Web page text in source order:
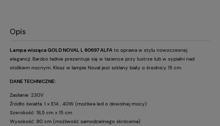
Opis
Lampa wisząca GOLD NOVAL L 60697 ALFA to oprawa w stylu nowoczesnej
elegancji. Bardzo ładnie prezentuje się w łazience przy lustrze lub w sypialni nad
stolikiem nocnym. Klosz w lampie Noval jest szklany biały o średnicy 15 cm.
DANE TECHNICZNE:
Zasilanie: 230V
Źródło światła: 1 x E14 , 40W (możliwa led o dowolnej mocy)
Szerokość: 18,5 cm x 15 cm
Wysokość: 80 cm (możliwość samodzielnego skrócenia)